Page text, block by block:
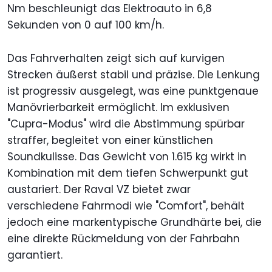
Nm beschleunigt das Elektroauto in 6,8
Sekunden von 0 auf 100 km/h.
Das Fahrverhalten zeigt sich auf kurvigen
Strecken äußerst stabil und präzise. Die Lenkung
ist progressiv ausgelegt, was eine punktgenaue
Manövrierbarkeit ermöglicht. Im exklusiven
"Cupra-Modus" wird die Abstimmung spürbar
straffer, begleitet von einer künstlichen
Soundkulisse. Das Gewicht von 1.615 kg wirkt in
Kombination mit dem tiefen Schwerpunkt gut
austariert. Der Raval VZ bietet zwar
verschiedene Fahrmodi wie "Comfort", behält
jedoch eine markentypische Grundhärte bei, die
eine direkte Rückmeldung von der Fahrbahn
garantiert.